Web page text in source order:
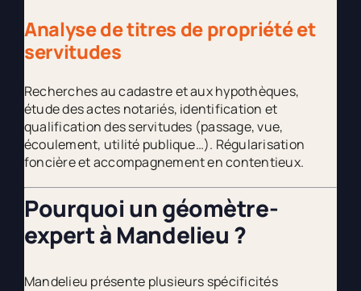
Analyse de titres de propriété et
servitudes
Recherches au cadastre et aux hypothèques,
étude des actes notariés, identification et
qualification des servitudes (passage, vue,
écoulement, utilité publique…). Régularisation
foncière et accompagnement en contentieux.
Pourquoi un géomètre-
expert à Mandelieu ?
Mandelieu présente plusieurs spécificités